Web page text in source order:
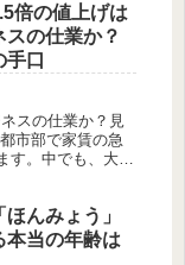
倍の値上げは
の仕業か？
手口
スの仕業か？見
市部で家賃の急
す。中でも、大阪
んみょう」
本当の年齢は